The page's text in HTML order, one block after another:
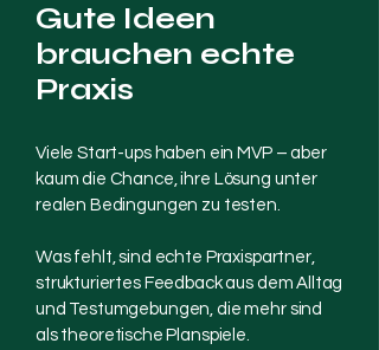
Gute Ideen
brauchen echte
Praxis
Viele Start-ups haben ein MVP – aber
kaum die Chance, ihre Lösung unter
realen Bedingungen zu testen.
Was fehlt, sind echte Praxispartner,
strukturiertes Feedback aus dem Alltag
und Testumgebungen, die mehr sind
als theoretische Planspiele.